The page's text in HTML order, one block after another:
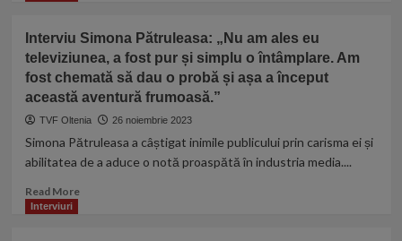
de
săteni
şi
zeci
la
Sarbatoarea
din
Interviu Simona Pătruleasa: „Nu am ales eu
televiziunea, a fost pur și simplu o întâmplare. Am
fost chemată să dau o probă și așa a început
această aventură frumoasă.”
TVF Oltenia 26 noiembrie 2023
Simona Pătruleasa a câștigat inimile publicului prin carisma ei și
abilitatea de a aduce o notă proaspătă în industria media....
Read MoreRead
Interviuri